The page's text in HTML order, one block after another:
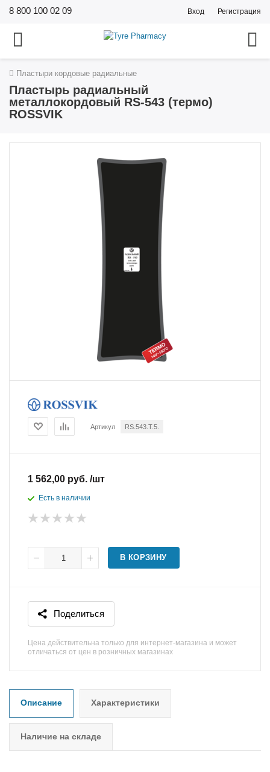
8 800 100 02 09 Вход Регистрация
Пластыри кордовые радиальные
Пластырь радиальный
металлокордовый RS-543 (термо)
ROSSVIK
Артикул RS.543.T.5.
1 562,00 руб. /шт
Есть в наличии
В КОРЗИНУ
Поделиться
Цена действительна только для интернет-магазина и может
отличаться от цен в розничных магазинах
Описание Характеристики
Наличие на складе